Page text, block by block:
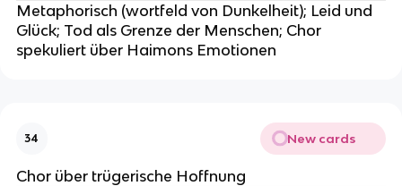
Metaphorisch (wortfeld von Dunkelheit); Leid und
Glück; Tod als Grenze der Menschen; Chor
spekuliert über Haimons Emotionen
34 New cards
Chor über trügerische Hoffnung